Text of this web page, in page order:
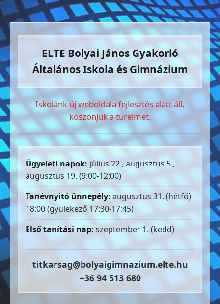
ELTE Bolyai János Gyakorló
Általános Iskola és Gimnázium
Iskolánk új weboldala fejlesztés alatt áll,
köszönjük a türelmet.
Ügyeleti napok: július 22., augusztus 5.,
augusztus 19. (9:00-12:00)
Tanévnyitó ünnepély: augusztus 31. (hétfő)
18:00 (gyülekező 17:30-17:45)
Első tanítási nap: szeptember 1. (kedd)
titkarsag@bolyaigimnazium.elte.hu
+36 94 513 680